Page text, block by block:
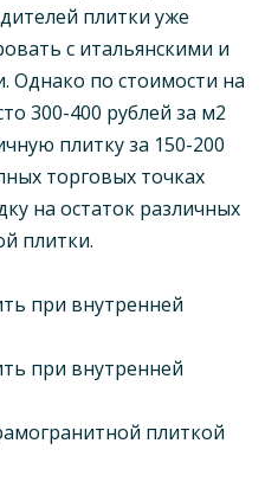
плитки уже
с итальянскими и
Однако по стоимости на
300-400 рублей за м2
плитку за 150-200
торговых точках
на остаток различных
плитки.
плиткой